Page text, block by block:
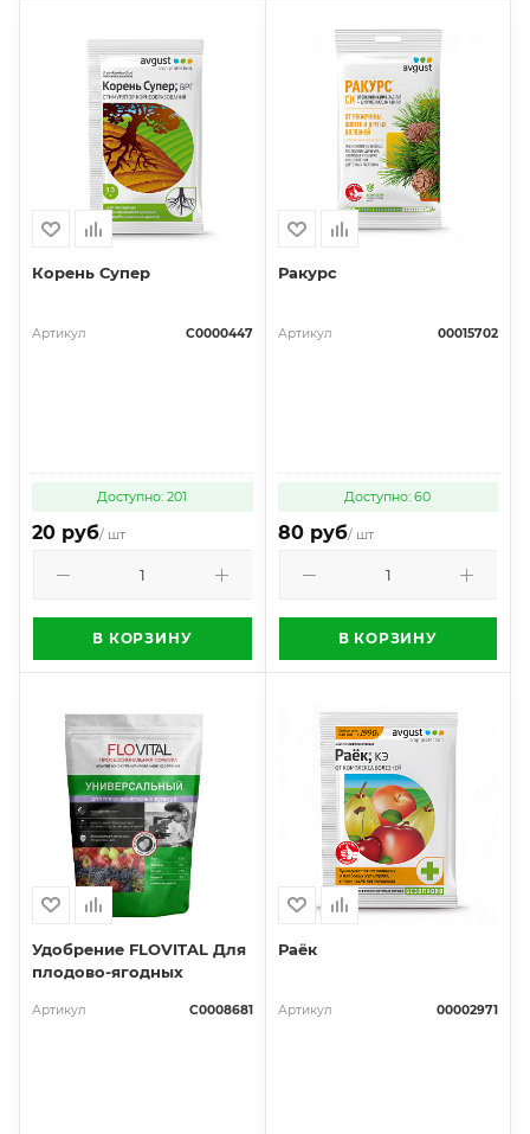
Корень Супер
Артикул С0000447
Доступно: 201
20 руб/ шт
В КОРЗИНУ
Ракурс
Артикул 00015702
Доступно: 60
80 руб/ шт
В КОРЗИНУ
Удобрение FLOVITAL Для
плодово-ягодных
Артикул С0008681
Раёк
Артикул 00002971